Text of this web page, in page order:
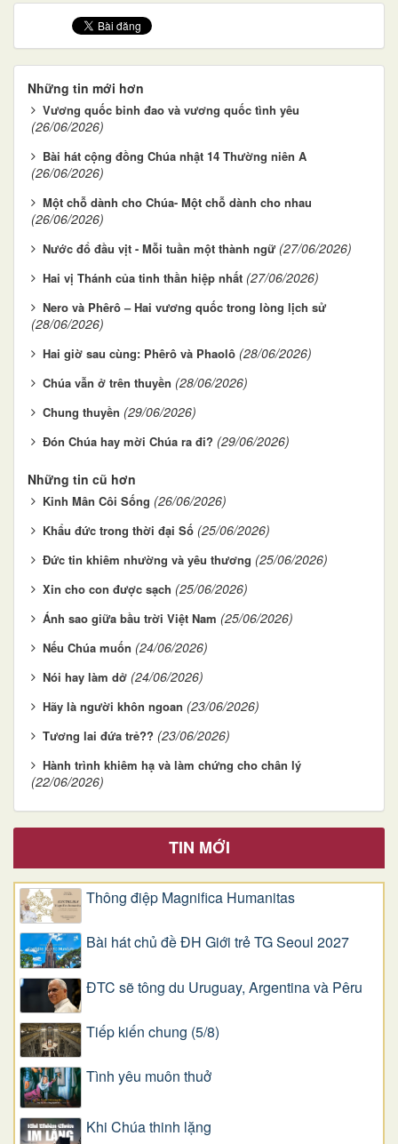
Những tin mới hơn
Vương quốc binh đao và vương quốc tình yêu
(26/06/2026)
Bài hát cộng đồng Chúa nhật 14 Thường niên A
(26/06/2026)
Một chỗ dành cho Chúa- Một chỗ dành cho nhau
(26/06/2026)
Nước đổ đầu vịt - Mỗi tuần một thành ngữ (27/06/2026)
Hai vị Thánh của tinh thần hiệp nhất (27/06/2026)
Nero và Phêrô – Hai vương quốc trong lòng lịch sử
(28/06/2026)
Hai giờ sau cùng: Phêrô và Phaolô (28/06/2026)
Chúa vẫn ở trên thuyền (28/06/2026)
Chung thuyền (29/06/2026)
Đón Chúa hay mời Chúa ra đi? (29/06/2026)
Những tin cũ hơn
Kinh Mân Côi Sống (26/06/2026)
Khẩu đức trong thời đại Số (25/06/2026)
Đức tin khiêm nhường và yêu thương (25/06/2026)
Xin cho con được sạch (25/06/2026)
Ánh sao giữa bầu trời Việt Nam (25/06/2026)
Nếu Chúa muốn (24/06/2026)
Nói hay làm dở (24/06/2026)
Hãy là người khôn ngoan (23/06/2026)
Tương lai đứa trẻ?? (23/06/2026)
Hành trình khiêm hạ và làm chứng cho chân lý
(22/06/2026)
TIN MỚI
Thông điệp Magnifica Humanitas
Bài hát chủ đề ĐH Giới trẻ TG Seoul 2027
ĐTC sẽ tông du Uruguay, Argentina và Pêru
Tiếp kiến chung (5/8)
Tình yêu muôn thuở
Khi Chúa thinh lặng